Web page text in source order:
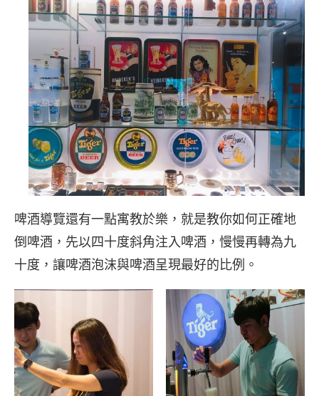
啤酒導覽還有一點寓教於樂，就是教你如何正確地
倒啤酒，先以四十度斜角注入啤酒，慢慢再轉為九
十度，讓啤酒泡沫與啤酒呈現最好的比例。